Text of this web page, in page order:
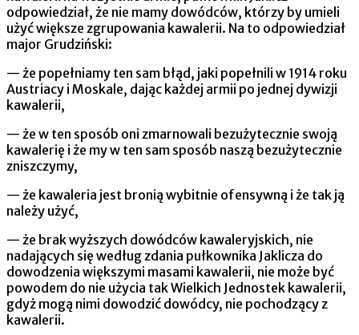
odpowiedział, że nie mamy dowódców, którzy by umieli
użyć większe zgrupowania kawalerii. Na to odpowiedział
major Grudziński:
— że popełniamy ten sam błąd, jaki popełnili w 1914 roku
Austriacy i Moskale, dając każdej armii po jednej dywizji
kawalerii,
— że w ten sposób oni zmarnowali bezużytecznie swoją
kawa­lerię i że my w ten sam sposób naszą bezużytecznie
zniszczymy,
— że kawaleria jest bronią wybitnie ofensywną i że tak ją
należy użyć,
— że brak wyższych dowódców kawaleryjskich, nie
nadających się według zdania pułkownika Jaklicza do
dowodzenia większymi masami kawalerii, nie może być
powodem do nie użycia tak Wielkich Jednostek kawalerii,
gdyż mogą nimi dowodzić dowódcy, nie pochodzący z
kawalerii.